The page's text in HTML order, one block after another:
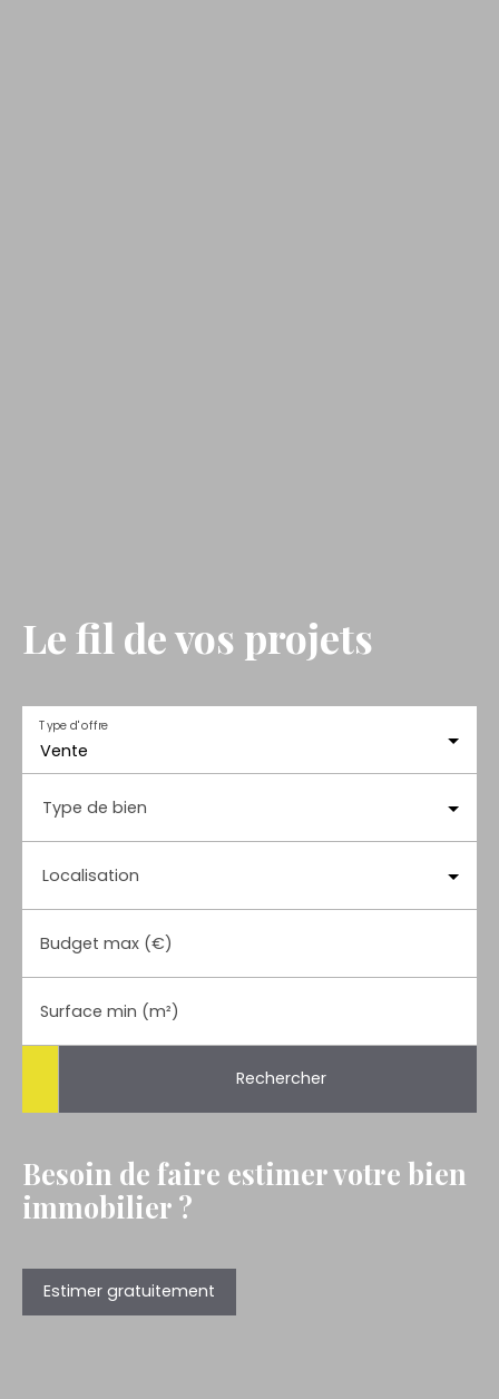
Le fil de vos projets
Vente
Type d'offre
Type de bien
Localisation
Budget max (€)
Surface min (m²)
Rechercher
Besoin de faire estimer votre bien
immobilier ?
Estimer gratuitement